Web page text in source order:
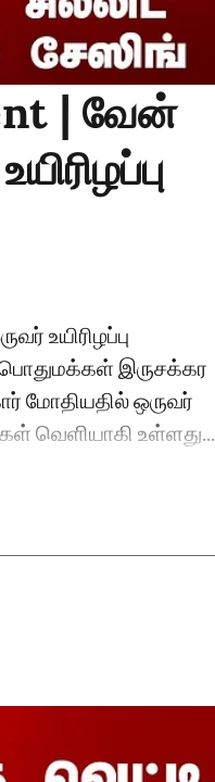
| வேன்
உயிரிழப்பு
இருசக்கர
மோதியதில் ஒருவர்
வெளியாகி உள்ளது...